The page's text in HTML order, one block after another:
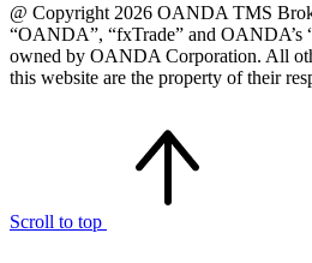
@ Copyright 2026 OANDA TMS
“OANDA”, “fxTrade” and OANDA’s
owned by OANDA Corporation. All
this website are the property of their
Scroll to top